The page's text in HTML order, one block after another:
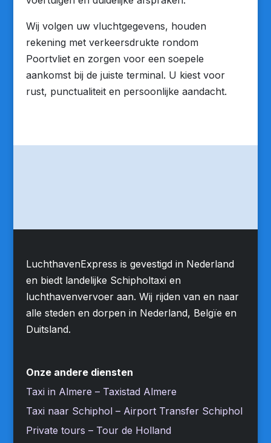
Wij volgen uw vluchtgegevens, houden
rekening met verkeersdrukte rondom
Poortvliet en zorgen voor een soepele
aankomst bij de juiste terminal. U kiest voor
rust, punctualiteit en persoonlijke aandacht.
LuchthavenExpress is gevestigd in Nederland
en biedt landelijke Schipholtaxi en
luchthavenvervoer aan. Wij rijden van en naar
alle steden en dorpen in Nederland, Belgïe en
Duitsland.
Onze andere diensten
Taxi in Almere – Taxistad Almere
Taxi naar Schiphol – Airport Transfer Schiphol
Private tours – Tour de Holland